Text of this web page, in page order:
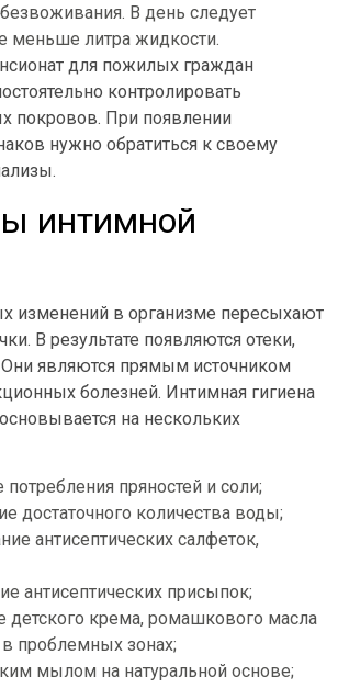
В день следует
меньше литра жидкости.
для пожилых граждан
контролировать
покровов. При появлении
нужно обратиться к своему
интимной
изменений в организме пересыхают
В результате появляются отеки,
являются прямым источником
болезней. Интимная гигиена
на нескольких
пряностей и соли;
достаточного количества воды;
антисептических салфеток,
антисептических присыпок;
детского крема, ромашкового масла
проблемных зонах;
мылом на натуральной основе;